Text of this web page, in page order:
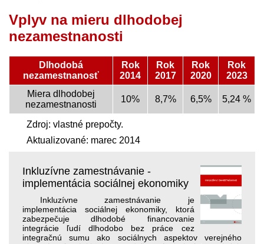
Vplyv na mieru dlhodobej
nezamestnanosti
Dlhodobá
nezamestnanosť
Rok
2014
Rok
2017
Rok
2020
Rok
2023
Miera dlhodobej
nezamestnanosti
10% 8,7% 6,5% 5,24 %
Zdroj: vlastné prepočty.
Aktualizované: marec 2014
Inkluzívne zamestnávanie -
implementácia sociálnej ekonomiky
Inkluzívne zamestnávanie je
implementácia sociálnej ekonomiky, ktorá
zabezpečuje dlhodobé financovanie
integrácie ľudí dlhodobo bez práce cez
integračnú sumu ako sociálnych aspektov verejného